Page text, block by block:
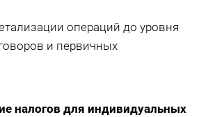
операций до уровня
и первичных
налогов для индивидуальных